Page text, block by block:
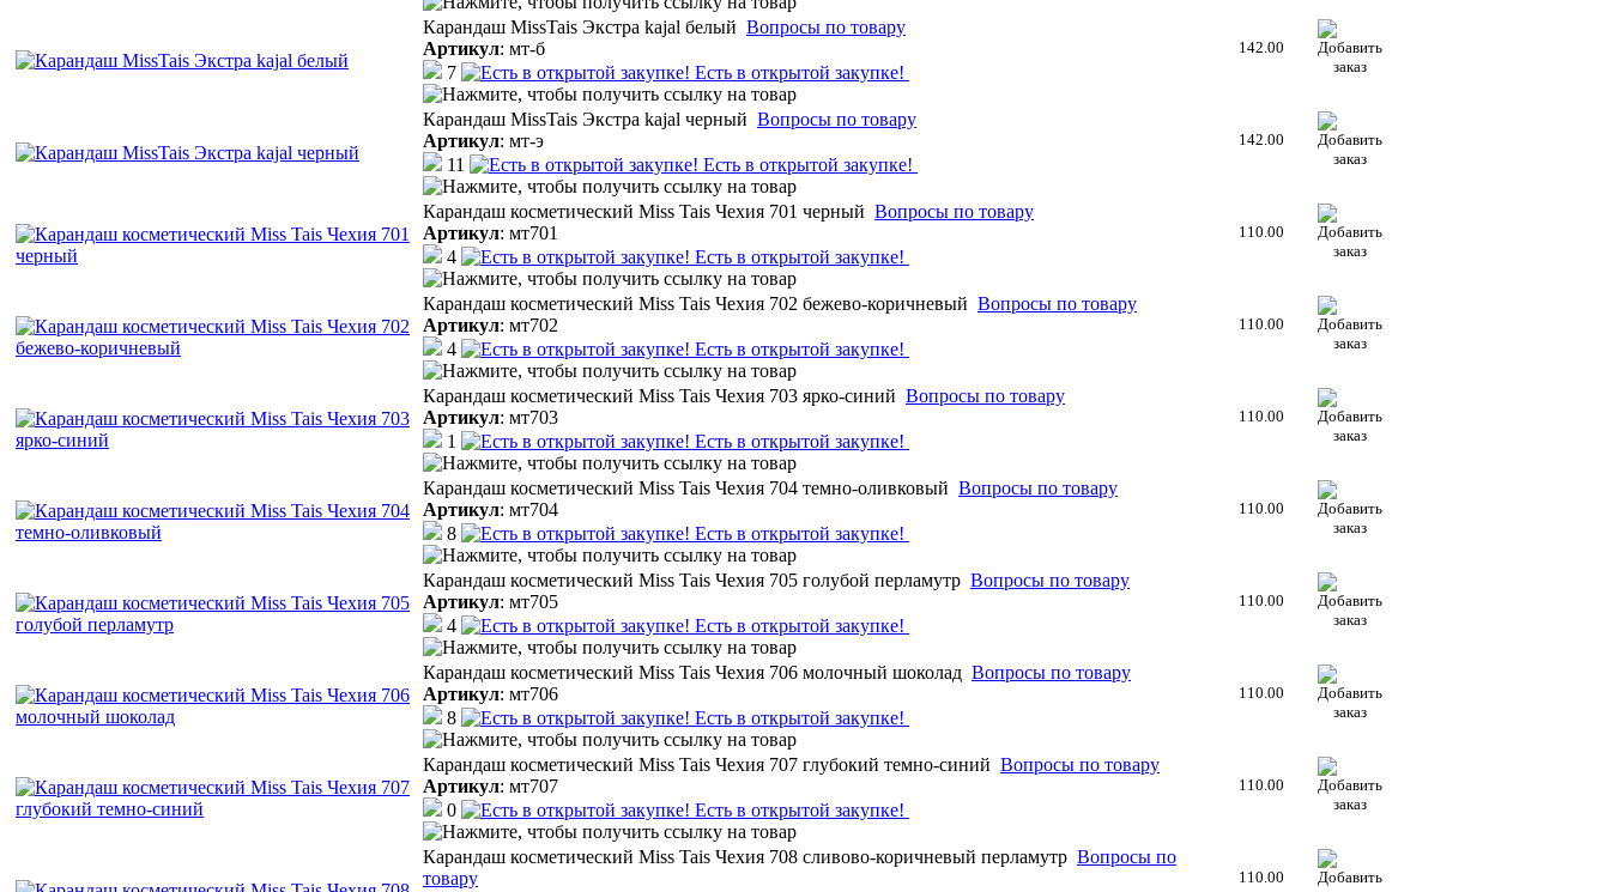
Карандаш MissTais Экстра kajal белый Вопросы по товару
Артикул: мт-б
7
Есть в открытой закупке!
142.00
Карандаш MissTais Экстра kajal черный Вопросы по товару
Артикул: мт-э
11
Есть в открытой закупке!
142.00
Карандаш косметический Miss Tais Чехия 701 черный Вопросы по товару
Артикул: мт701
4
Есть в открытой закупке!
110.00
Карандаш косметический Miss Tais Чехия 702 бежево-коричневый Вопросы по товару
Артикул: мт702
4
Есть в открытой закупке!
110.00
Карандаш косметический Miss Tais Чехия 703 ярко-синий Вопросы по товару
Артикул: мт703
1
Есть в открытой закупке!
110.00
Карандаш косметический Miss Tais Чехия 704 темно-оливковый Вопросы по товару
Артикул: мт704
8
Есть в открытой закупке!
110.00
Карандаш косметический Miss Tais Чехия 705 голубой перламутр Вопросы по товару
Артикул: мт705
4
Есть в открытой закупке!
110.00
Карандаш косметический Miss Tais Чехия 706 молочный шоколад Вопросы по товару
Артикул: мт706
8
Есть в открытой закупке!
110.00
Карандаш косметический Miss Tais Чехия 707 глубокий темно-синий Вопросы по товару
Артикул: мт707
0
Есть в открытой закупке!
110.00
Карандаш косметический Miss Tais Чехия 708 сливово-коричневый перламутр Вопросы по
товару
110.00